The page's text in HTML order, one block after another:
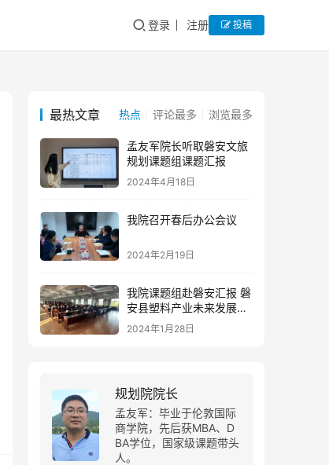
登录 注册 投稿
最热文章 热点 评论最多 浏览最多
孟友军院长听取磐安文旅
规划课题组课题汇报
2024年4月18日
我院召开春后办公会议
2024年2月19日
我院课题组赴磐安汇报 磐
安县塑料产业未来发展研
究报告
2024年1月28日
规划院院长
孟友军：毕业于伦敦国际
商学院，先后获MBA、D
BA学位，国家级课题带头
人。